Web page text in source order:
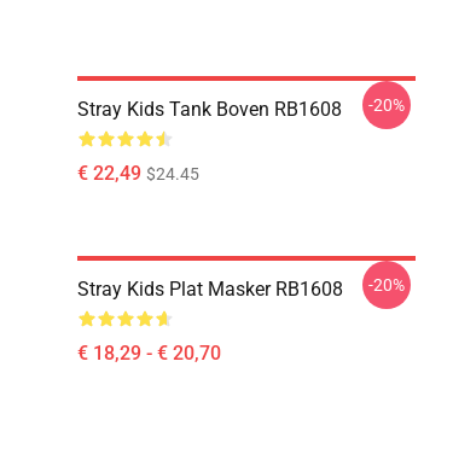
Stray Kids Tank Boven RB1608
€ 22,49 $24.45
-20%
Stray Kids Plat Masker RB1608
€ 18,29 - € 20,70
-20%